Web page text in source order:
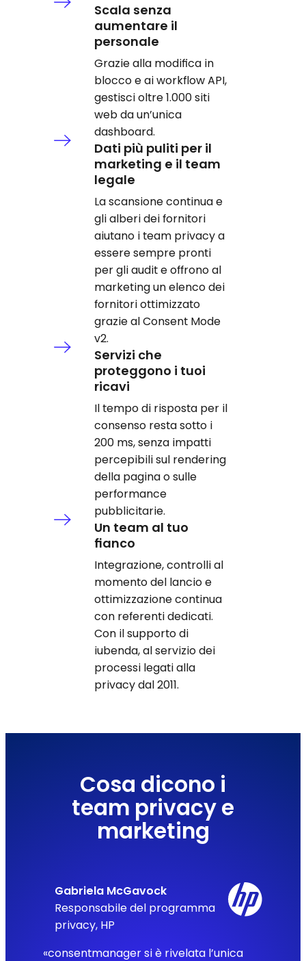
Scala senza
aumentare il
personale
Grazie alla modifica in
blocco e ai workflow API,
gestisci oltre 1.000 siti
web da un’unica
dashboard.
Dati più puliti per il
marketing e il team
legale
La scansione continua e
gli alberi dei fornitori
aiutano i team privacy a
essere sempre pronti
per gli audit e offrono al
marketing un elenco dei
fornitori ottimizzato
grazie al Consent Mode
v2.
Servizi che
proteggono i tuoi
ricavi
Il tempo di risposta per il
consenso resta sotto i
200 ms, senza impatti
percepibili sul rendering
della pagina o sulle
performance
pubblicitarie.
Un team al tuo
fianco
Integrazione, controlli al
momento del lancio e
ottimizzazione continua
con referenti dedicati.
Con il supporto di
iubenda, al servizio dei
processi legati alla
privacy dal 2011.
Cosa dicono i
team privacy e
marketing
Gabriela McGavock
Responsabile del programma
privacy, HP
«consentmanager si è rivelata l’unica